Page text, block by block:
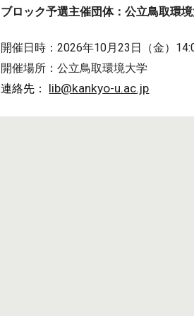
ブロック予選主催団体：公立鳥取環
開催日時：2026年10月23日（金）
開催場所：公立鳥取環境大学
連絡先：
lib@kankyo-u.ac.jp